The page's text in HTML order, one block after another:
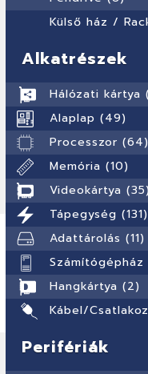
Külső ház /
Alkatrészek
Hálózati kártya
Alaplap (49)
Processzor (64)
Memória (10)
Videokártya (35)
Tápegység (131)
Adattárolás (11)
Hangkártya (2)
Kábel/
Perifériák